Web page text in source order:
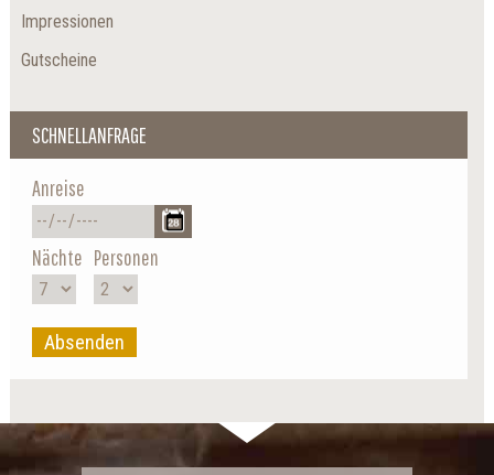
Impressionen
Gutscheine
SCHNELLANFRAGE
Anreise
Nächte Personen
Absenden